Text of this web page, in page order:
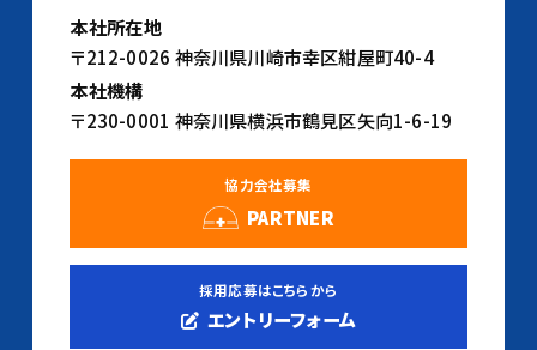
本社所在地
〒212-0026 神奈川県川崎市幸区紺屋町40-4
本社機構
〒230-0001 神奈川県横浜市鶴見区矢向1-6-19
協力会社募集
PARTNER
採用応募はこちらから
エントリーフォーム